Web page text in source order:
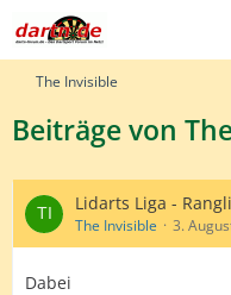
The Invisible
Beiträge von
Lidarts Liga -
The Invisible 3.
Dabei